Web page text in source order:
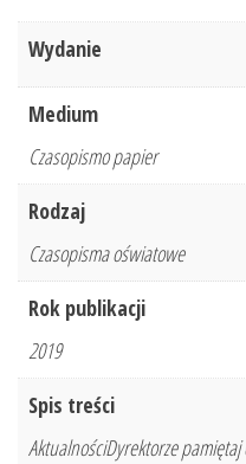
Wydanie
Medium
Czasopismo papier
Rodzaj
Czasopisma oświatowe
Rok publikacji
2019
Spis treści
AktualnościDyrektorze